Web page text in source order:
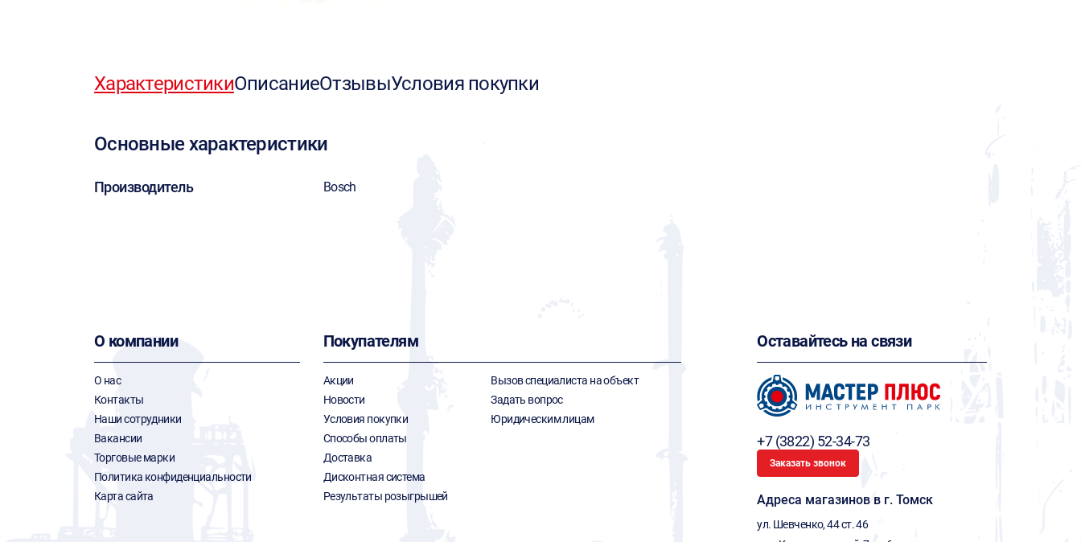
ХарактеристикиОписаниеОтзывыУсловия покупки
Основные характеристики
Производитель Bosch
О компании
О нас
Контакты
Наши сотрудники
Вакансии
Торговые марки
Политика конфиденциальности
Карта сайта
Покупателям
Акции
Новости
Условия покупки
Способы оплаты
Доставка
Дисконтная система
Результаты розыгрышей
Вызов специалиста на объект
Задать вопрос
Юридическим лицам
Оставайтесь на связи
+7 (3822) 52-34-73
Заказать звонок
Адреса магазинов в г. Томск
ул. Шевченко, 44 ст. 46